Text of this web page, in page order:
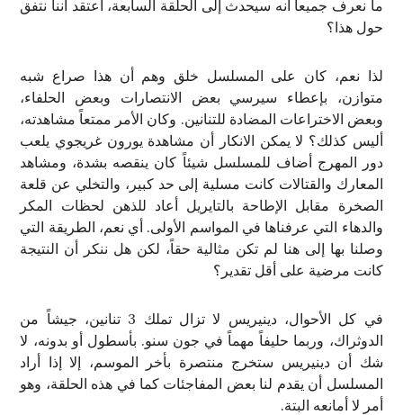
ما نعرف جميعاً أنه سيحدث إلى الحلقة السابعة، أعتقد أننا نتفق
حول هذا؟
لذا نعم، كان على المسلسل خلق وهم أن هذا صراع شبه
متوازن، بإعطاء سيرسي بعض الانتصارات وبعض الحلفاء،
وبعض الاختراعات المضادة للتنانين. وكان الأمر ممتعاً مشاهدته،
أليس كذلك؟ لا يمكن الانكار أن مشاهدة يورون غريجوي يلعب
دور المهرج أضاف للمسلسل شيئاً كان ينقصه بشدة، ومشاهد
المعارك والقتالات كانت مسلية إلى حد كبير، والتخلي عن قلعة
الصخرة مقابل الإطاحة بالتايريل أعاد للذهن لحظات المكر
والدهاء التي عرفناها في المواسم الأولى. أي نعم، الطريقة التي
وصلنا بها إلى هنا لم تكن مثالية حقاً، لكن هل ننكر أن النتيجة
كانت مرضية على أقل تقدير؟
في كل الأحوال، دينيريس لا تزال تملك 3 تنانين، جيشاً من
الدوثراك، وربما حليفاً مهماً في جون سنو. بأسطول أو بدونه، لا
شك أن دينيريس ستخرج منتصرة بأخر الموسم، إلا إذا أراد
المسلسل أن يقدم لنا بعض المفاجئات كما في هذه الحلقة، وهو
أمر لا أمانعه البتة.